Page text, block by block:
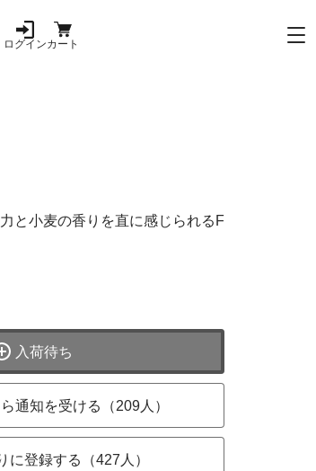
ログインカート
と小麦の香りを直に感じられるF
入荷待ち
通知を受ける（209人）
に登録する（427人）